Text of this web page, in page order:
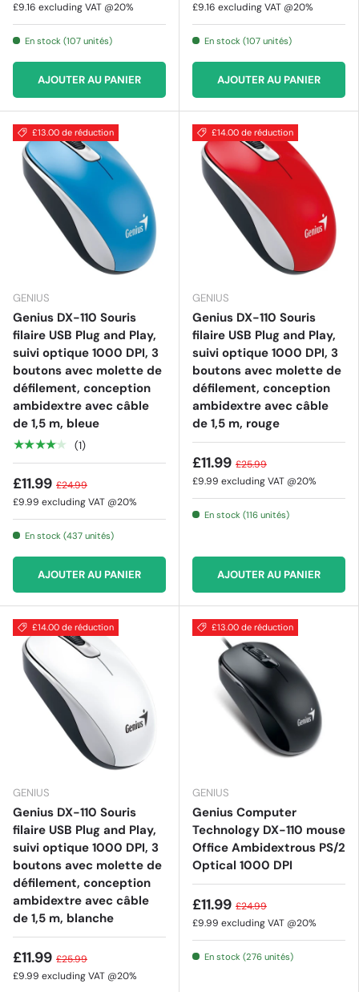
£9.16 excluding VAT @20%
En stock (107 unités)
AJOUTER AU PANIER
£9.16 excluding VAT @20%
En stock (107 unités)
AJOUTER AU PANIER
£13.00 de réduction
GENIUS
Genius DX-110 Souris
filaire USB Plug and Play,
suivi optique 1000 DPI, 3
boutons avec molette de
défilement, conception
ambidextre avec câble
de 1,5 m, bleue
★★★★★ (1)
£11.99 £24.99
£9.99 excluding VAT @20%
En stock (437 unités)
AJOUTER AU PANIER
£14.00 de réduction
GENIUS
Genius DX-110 Souris
filaire USB Plug and Play,
suivi optique 1000 DPI, 3
boutons avec molette de
défilement, conception
ambidextre avec câble
de 1,5 m, rouge
£11.99 £25.99
£9.99 excluding VAT @20%
En stock (116 unités)
AJOUTER AU PANIER
£14.00 de réduction
GENIUS
Genius DX-110 Souris
filaire USB Plug and Play,
suivi optique 1000 DPI, 3
boutons avec molette de
défilement, conception
ambidextre avec câble
de 1,5 m, blanche
£11.99 £25.99
£9.99 excluding VAT @20%
£13.00 de réduction
GENIUS
Genius Computer
Technology DX-110 mouse
Office Ambidextrous PS/2
Optical 1000 DPI
£11.99 £24.99
£9.99 excluding VAT @20%
En stock (276 unités)